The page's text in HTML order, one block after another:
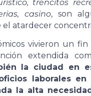
trencitos
casino, son
atardecer
vivieron un
extendida
la ciudad en
laborales
la alta